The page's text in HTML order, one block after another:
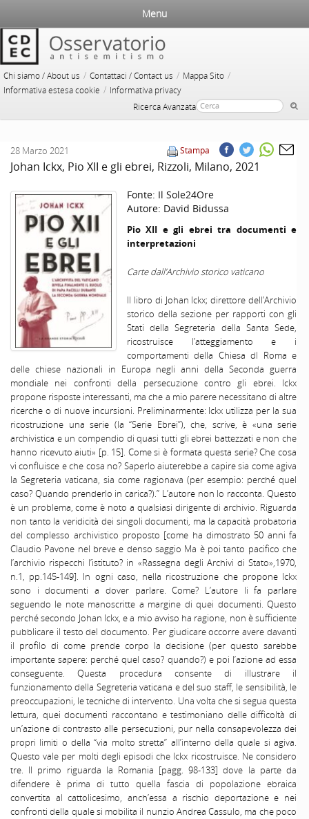
Chi siamo / About us / Contattaci / Contact us / Mappa Sito /
Informativa estesa cookie / Informativa privacy
Ricerca Avanzata
Menu
Stampa
28 Marzo 2021
Johan Ickx, Pio XII e gli ebrei, Rizzoli, Milano, 2021
Fonte: Il Sole24Ore
Autore: David Bidussa
Pio XII e gli ebrei tra documenti e
interpretazioni
Carte dall’Archivio storico vaticano
Il libro di Johan Ickx; direttore dell’Archivio
storico della sezione per rapporti con gli
Stati della Segreteria della Santa Sede,
ricostruisce l’atteggiamento e i
comportamenti della Chiesa dl Roma e
delle chiese nazionali in Europa negli anni della Seconda guerra
mondiale nei confronti della persecuzione contro gli ebrei. Ickx
propone risposte interessanti, ma che a mio parere necessitano di altre
ricerche o di nuove incursioni. Preliminarmente: Ickx utilizza per la sua
ricostruzione una serie (la “Serie Ebrei”), che, scrive, è «una serie
archivistica e un compendio di quasi tutti gli ebrei battezzati e non che
hanno ricevuto aiuti» [p. 15]. Come si è formata questa serie? Che cosa
vi confluisce e che cosa no? Saperlo aiuterebbe a capire sia come agiva
la Segreteria vaticana, sia come ragionava (per esempio: perché quel
caso? Quando prenderlo in carica?).” L’autore non lo racconta. Questo
è un problema, come è noto a qualsiasi dirigente di archivio. Riguarda
non tanto la veridicità dei singoli documenti, ma la capacità probatoria
del complesso archivistico proposto [come ha dimostrato 50 anni fa
Claudio Pavone nel breve e denso saggio Ma è poi tanto pacifico che
l’archivio rispecchi l’istituto? in «Rassegna degli Archivi di Stato»,1970,
n.1, pp.145-149]. In ogni caso, nella ricostruzione che propone Ickx
sono i documenti a dover parlare. Come? L’autore li fa parlare
seguendo le note manoscritte a margine di quei documenti. Questo
perché secondo Johan Ickx, e a mio avviso ha ragione, non è sufficiente
pubblicare il testo del documento. Per giudicare occorre avere davanti
il profilo di come prende corpo la decisione (per questo sarebbe
importante sapere: perché quel caso? quando?) e poi l’azione ad essa
conseguente. Questa procedura consente di illustrare il
funzionamento della Segreteria vaticana e del suo staff, le sensibilità, le
preoccupazioni, le tecniche di intervento. Una volta che si segua questa
lettura, quei documenti raccontano e testimoniano delle difficoltà di
un’azione di contrasto alle persecuzioni, pur nella consapevolezza dei
propri limiti o della “via molto stretta” all’interno della quale si agiva.
Questo vale per molti degli episodi che Ickx ricostruisce. Ne considero
tre. Il primo riguarda la Romania [pagg. 98-133] dove la parte da
difendere è prima di tutto quella fascia di popolazione ebraica
convertita al cattolicesimo, anch’essa a rischio deportazione e nei
confronti della quale si mobilita il nunzio Andrea Cassulo, ma che poco